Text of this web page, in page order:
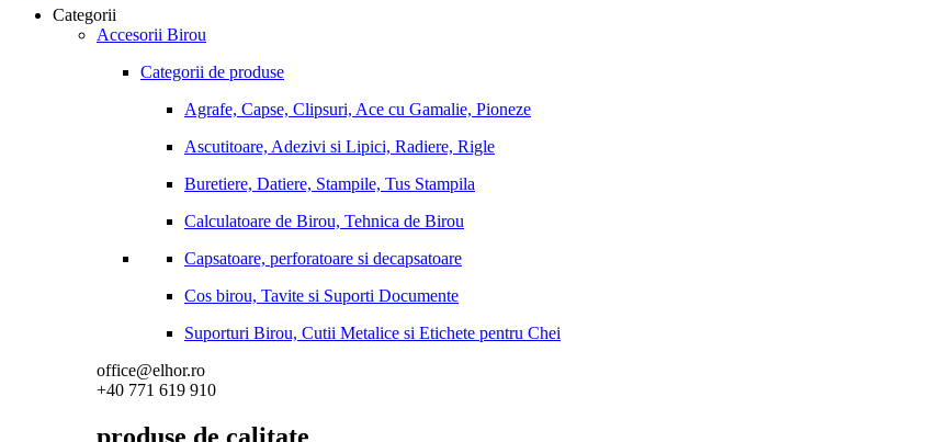
Categorii
Accesorii Birou
Categorii de produse
Agrafe, Capse, Clipsuri, Ace cu Gamalie, Pioneze
Ascutitoare, Adezivi si Lipici, Radiere, Rigle
Buretiere, Datiere, Stampile, Tus Stampila
Calculatoare de Birou, Tehnica de Birou
Capsatoare, perforatoare si decapsatoare
Cos birou, Tavite si Suporti Documente
Suporturi Birou, Cutii Metalice si Etichete pentru Chei
office@elhor.ro
+40 771 619 910